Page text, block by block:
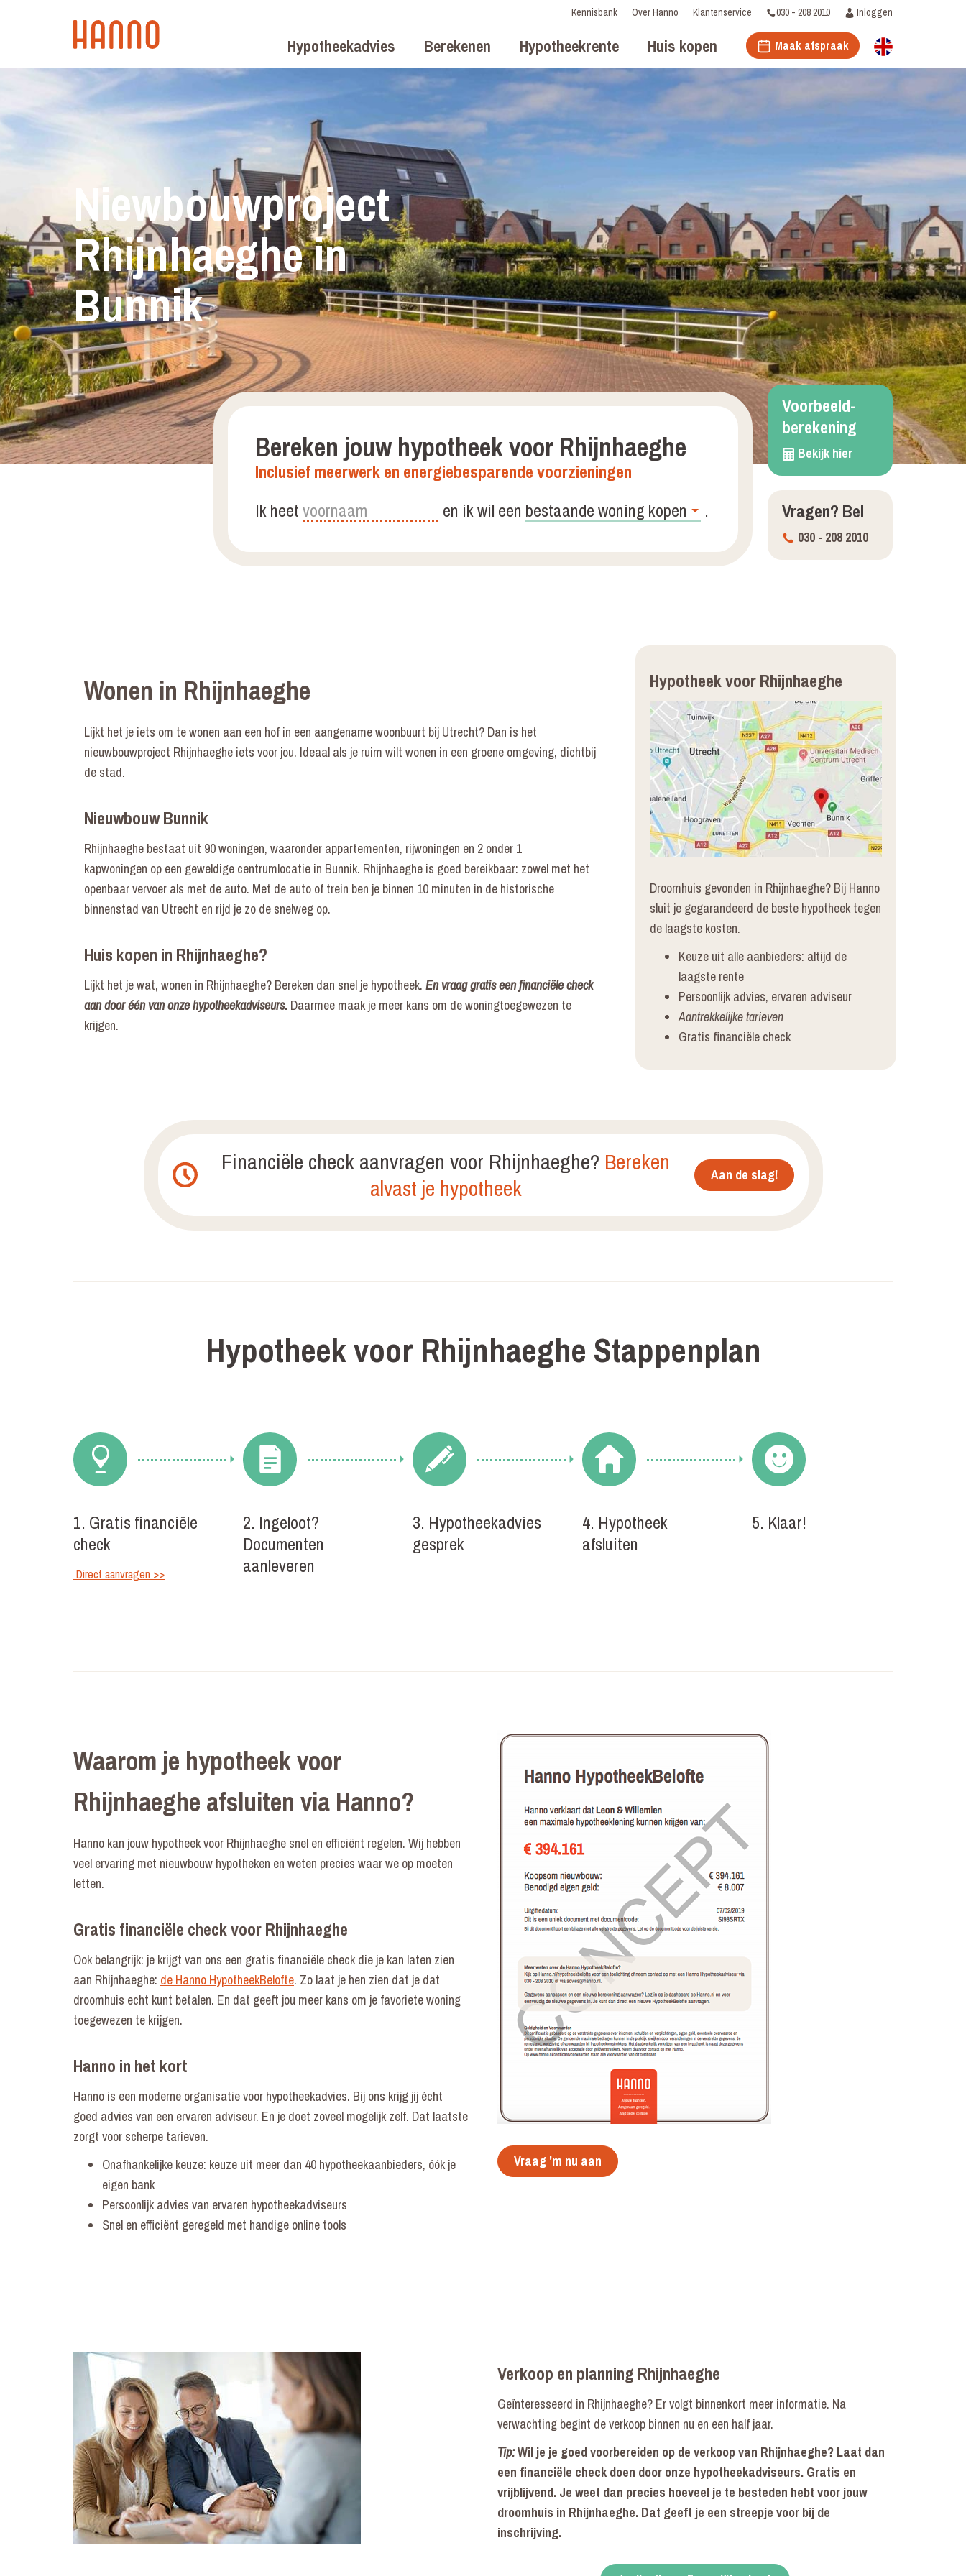
Kennisbank Over Hanno Klantenservice 030 - 208 2010 Inloggen
Hypotheekadvies Berekenen Hypotheekrente Huis kopen Maak afspraak
Niewbouwproject
Rhijnhaeghe in
Bunnik
Bereken jouw hypotheek voor Rhijnhaeghe
Inclusief meerwerk en energiebesparende voorzieningen
Ik heet
en ik wil een .
Voorbeeld­
berekening
Bekijk hier
Vragen? Bel
030 - 208 2010
Wonen in Rhijnhaeghe
Lijkt het je iets om te wonen aan een hof in een aangename woonbuurt bij Utrecht? Dan is het
nieuwbouwproject Rhijnhaeghe iets voor jou. Ideaal als je ruim wilt wonen in een groene omgeving, dichtbij
de stad.
Nieuwbouw Bunnik
Rhijnhaeghe bestaat uit 90 woningen, waaronder appartementen, rijwoningen en 2 onder 1
kapwoningen op een geweldige centrumlocatie in Bunnik. Rhijnhaeghe is goed bereikbaar: zowel met het
openbaar vervoer als met de auto. Met de auto of trein ben je binnen 10 minuten in de historische
binnenstad van Utrecht en rijd je zo de snelweg op.
Huis kopen in Rhijnhaeghe?
Lijkt het je wat, wonen in Rhijnhaeghe? Bereken dan snel je hypotheek. En vraag gratis een financiële check
aan door één van onze hypotheekadviseurs. Daarmee maak je meer kans om de woningtoegewezen te
krijgen.
Hypotheek voor Rhijnhaeghe
Droomhuis gevonden in Rhijnhaeghe? Bij Hanno
sluit je gegarandeerd de beste hypotheek tegen
de laagste kosten.
Keuze uit alle aanbieders: altijd de
laagste rente
Persoonlijk advies, ervaren adviseur
Aantrekkelijke tarieven
Gratis financiële check
Financiële check aanvragen voor Rhijnhaeghe? Bereken
alvast je hypotheek
Aan de slag!
Hypotheek voor Rhijnhaeghe Stappenplan
1. Gratis financiële
check
Direct aanvragen >>
2. Ingeloot?
Documenten
aanleveren
3. Hypotheekadvies
gesprek
4. Hypotheek
afsluiten
5. Klaar!
Waarom je hypotheek voor
Rhijnhaeghe afsluiten via Hanno?
Hanno kan jouw hypotheek voor Rhijnhaeghe snel en efficiënt regelen. Wij hebben
veel ervaring met nieuwbouw hypotheken en weten precies waar we op moeten
letten.
Gratis financiële check voor Rhijnhaeghe
Ook belangrijk: je krijgt van ons een gratis financiële check die je kan laten zien
aan Rhijnhaeghe: de Hanno HypotheekBelofte. Zo laat je hen zien dat je dat
droomhuis echt kunt betalen. En dat geeft jou meer kans om je favoriete woning
toegewezen te krijgen.
Hanno in het kort
Hanno is een moderne organisatie voor hypotheekadvies. Bij ons krijg jij écht
goed advies van een ervaren adviseur. En je doet zoveel mogelijk zelf. Dat laatste
zorgt voor scherpe tarieven.
Onafhankelijke keuze: keuze uit meer dan 40 hypotheekaanbieders, óók je
eigen bank
Persoonlijk advies van ervaren hypotheekadviseurs
Snel en efficiënt geregeld met handige online tools
Vraag 'm nu aan
Verkoop en planning Rhijnhaeghe
Geïnteresseerd in Rhijnhaeghe? Er volgt binnenkort meer informatie. Na
verwachting begint de verkoop binnen nu en een half jaar.
Tip:Wil je je goed voorbereiden op de verkoop van Rhijnhaeghe? Laat dan
een financiële check doen door onze hypotheekadviseurs. Gratis en
vrijblijvend. Je weet dan precies hoeveel je te besteden hebt voor jouw
droomhuis in Rhijnhaeghe. Dat geeft je een streepje voor bij de
inschrijving.